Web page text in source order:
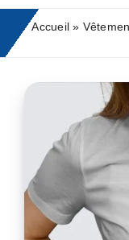
Tee Shirt
Tote Bags
Thèmes
Blog
Accueil »